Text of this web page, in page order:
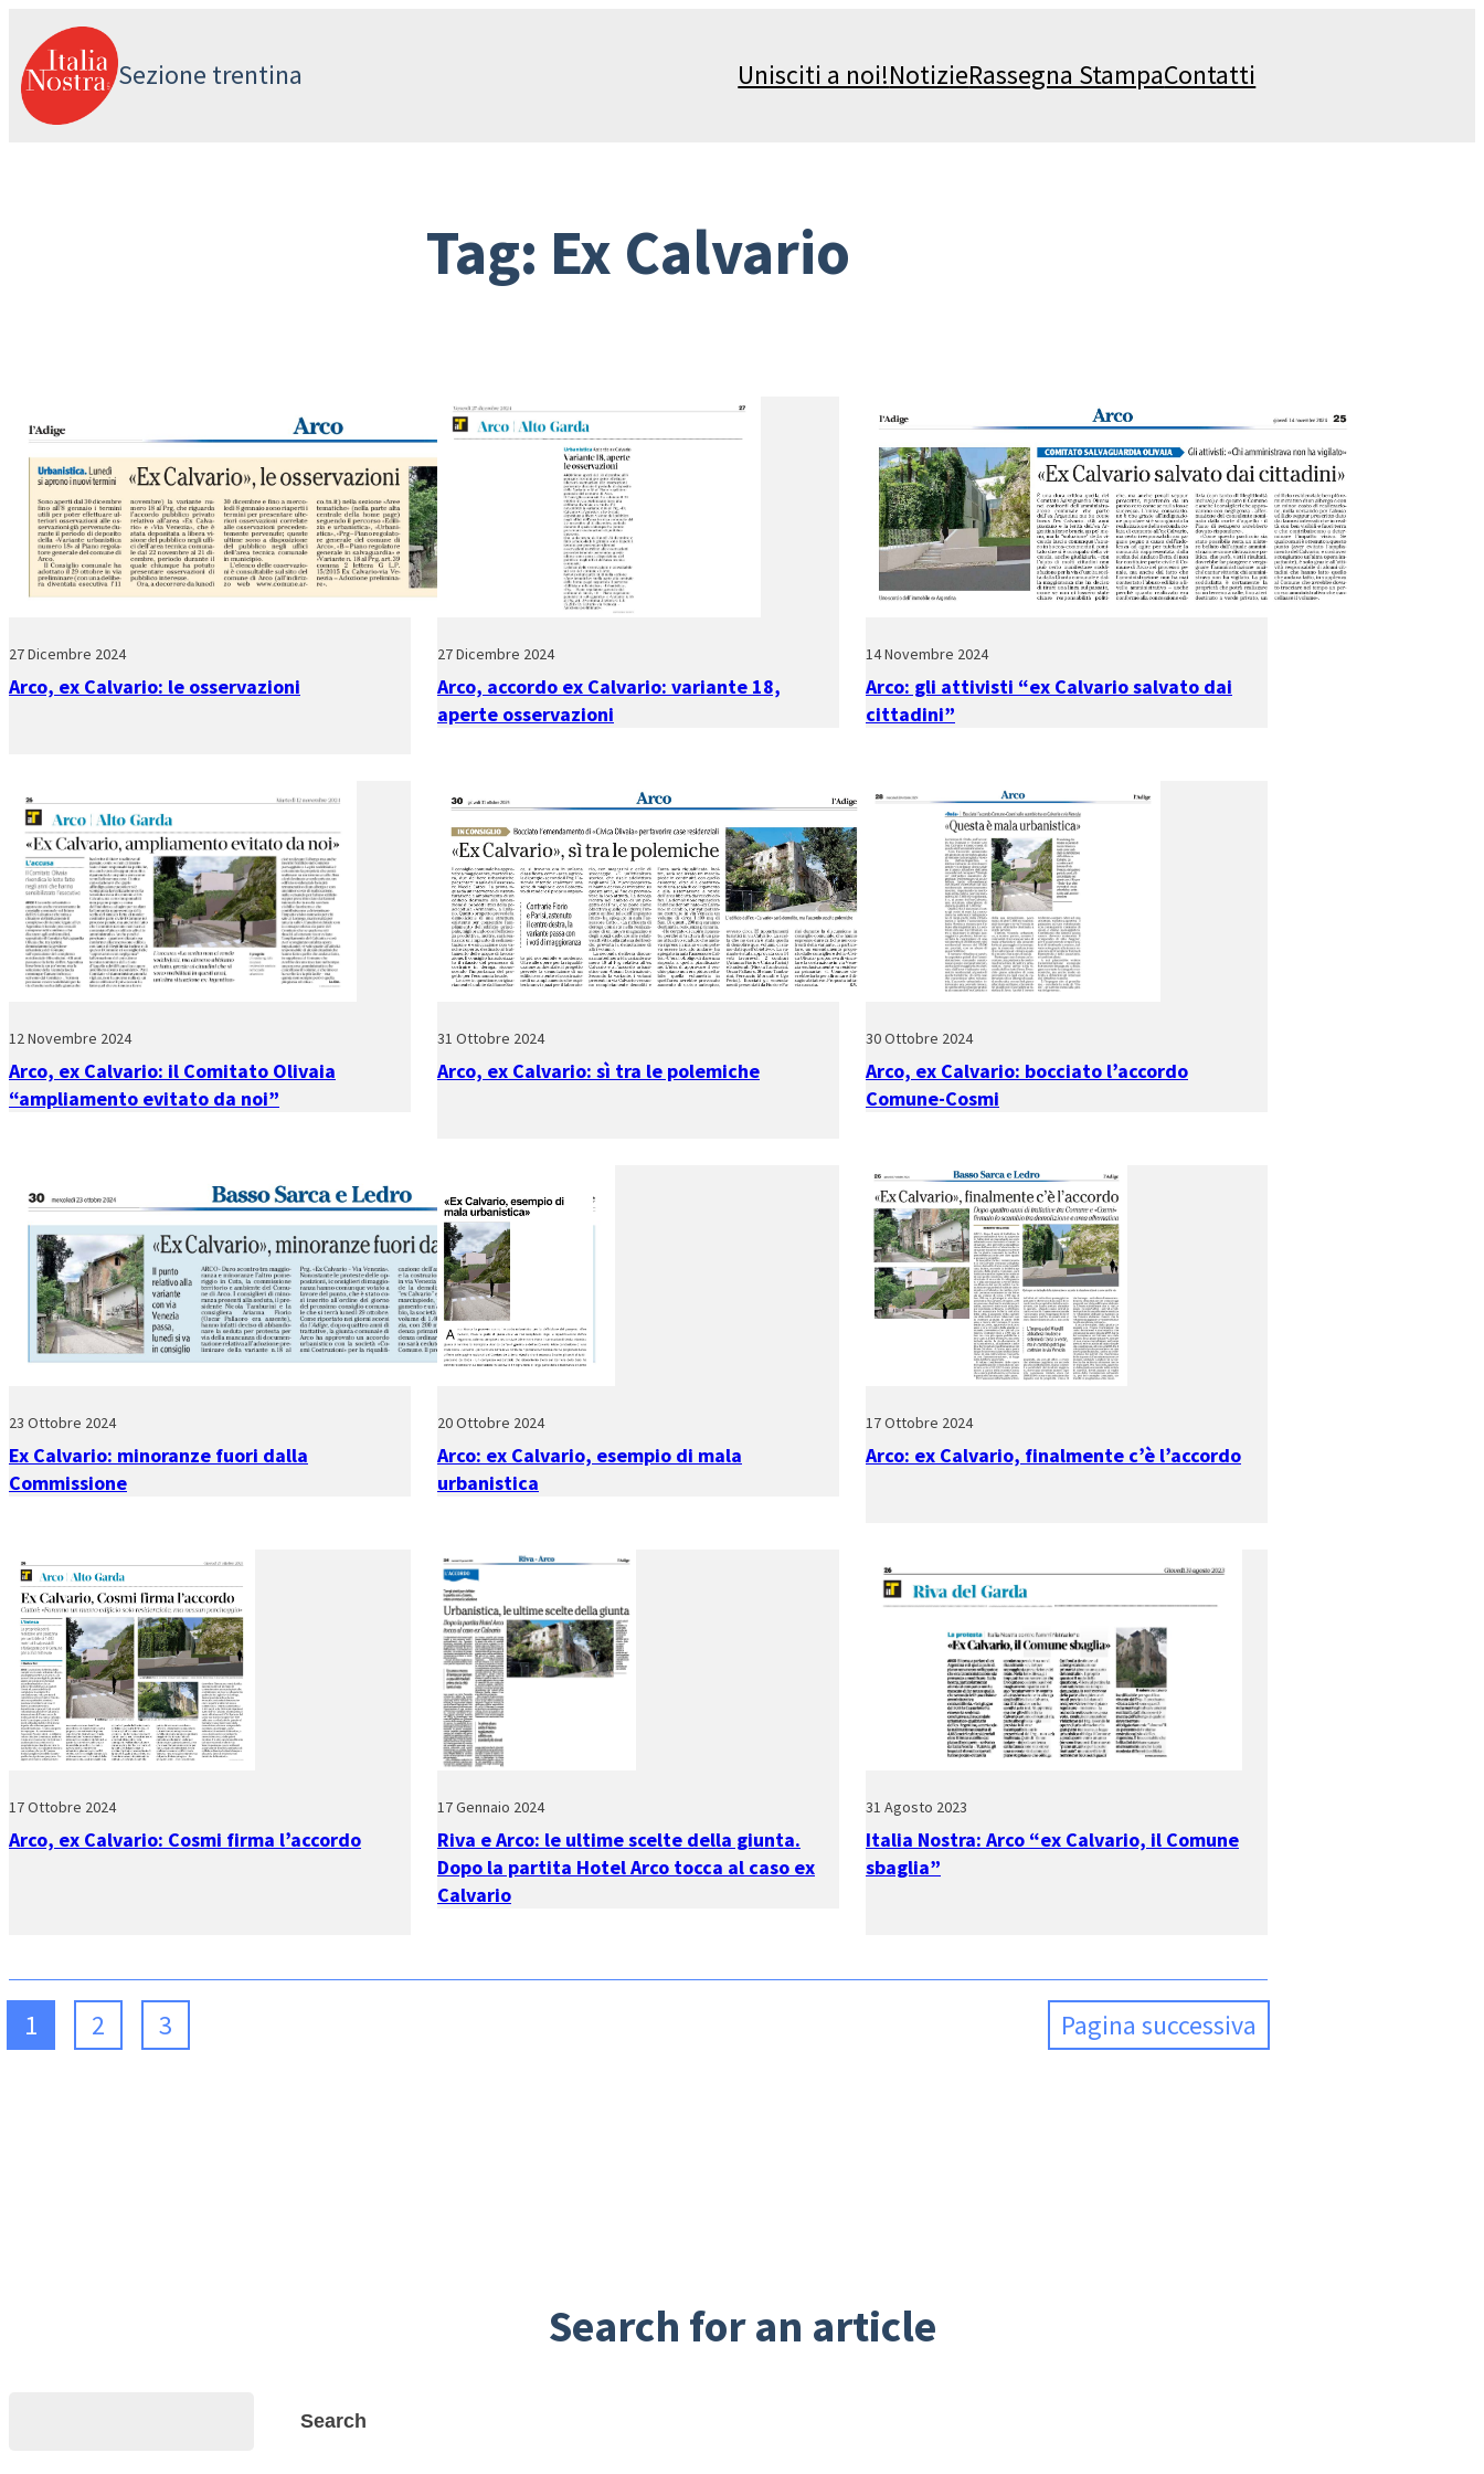
al
contenuto
Sezione trentina Unisciti a noi!NotizieRassegna StampaContatti
Tag: Ex Calvario
27 Dicembre 2024
Arco, ex Calvario: le osservazioni
27 Dicembre 2024
Arco, accordo ex Calvario: variante 18,
aperte osservazioni
14 Novembre 2024
Arco: gli attivisti “ex Calvario salvato dai
cittadini”
12 Novembre 2024
Arco, ex Calvario: il Comitato Olivaia
“ampliamento evitato da noi”
31 Ottobre 2024
Arco, ex Calvario: sì tra le polemiche
30 Ottobre 2024
Arco, ex Calvario: bocciato l’accordo
Comune-Cosmi
23 Ottobre 2024
Ex Calvario: minoranze fuori dalla
Commissione
20 Ottobre 2024
Arco: ex Calvario, esempio di mala
urbanistica
17 Ottobre 2024
Arco: ex Calvario, finalmente c’è l’accordo
17 Ottobre 2024
Arco, ex Calvario: Cosmi firma l’accordo
17 Gennaio 2024
Riva e Arco: le ultime scelte della giunta.
Dopo la partita Hotel Arco tocca al caso ex
Calvario
31 Agosto 2023
Italia Nostra: Arco “ex Calvario, il Comune
sbaglia”
1 2 3 Pagina successiva
Search for an article
Search